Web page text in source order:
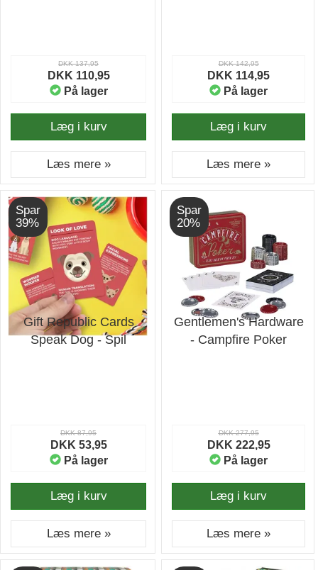
DKK 137,95
DKK 110,95
På lager
Læg i kurv
Læs mere »
DKK 142,95
DKK 114,95
På lager
Læg i kurv
Læs mere »
Spar
39%
Gift Republic Cards
Speak Dog - Spil
DKK 87,95
DKK 53,95
På lager
Læg i kurv
Læs mere »
Spar
20%
Gentlemen's Hardware
- Campfire Poker
DKK 277,95
DKK 222,95
På lager
Læg i kurv
Læs mere »